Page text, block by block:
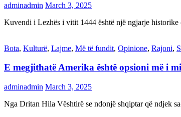
adminadmin March 3, 2025
Kuvendi i Lezhës i vitit 1444 është një ngjarje
Bota, Kulturë, Lajme, Më të fundit, Opinione, Rajoni,
E megjithatë Amerika është opsioni më i
adminadmin March 3, 2025
Nga Dritan Hila Vështirë se ndonjë shqiptar që ndjek